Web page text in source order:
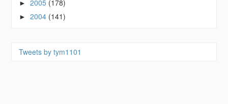
►2005 (178)
►2004 (141)
Tweets by tym1101